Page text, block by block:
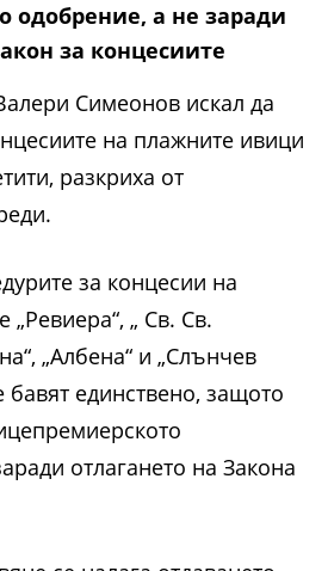
одобрение, а не заради
за концесиите
Симеонов искал да
на плажните ивици
разкриха от
за концесии на
„ Св. Св.
„Албена“ и „Слънчев
бавят единствено, защото
отлагането на Закона